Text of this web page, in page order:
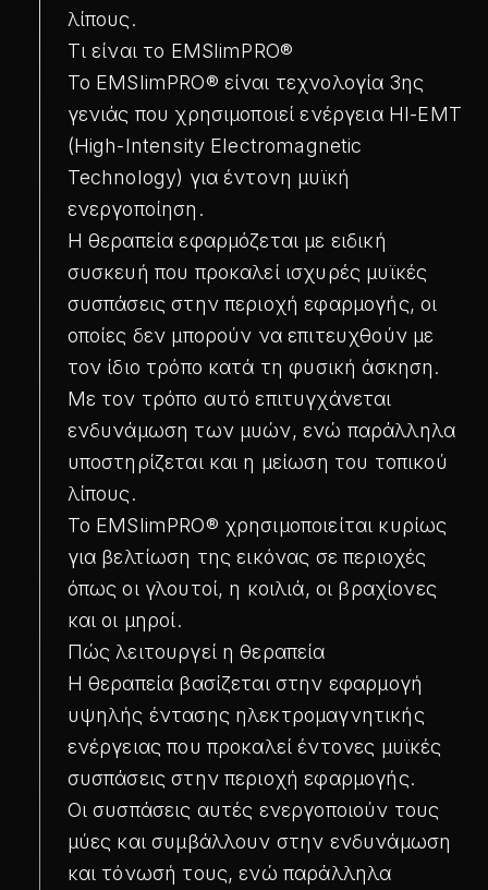
λίπους.
Τι είναι το EMSlimPRO®
Το EMSlimPRO® είναι τεχνολογία 3ης
γενιάς που χρησιμοποιεί ενέργεια HI-EMT
(High-Intensity Electromagnetic
Technology) για έντονη μυϊκή
ενεργοποίηση.
Η θεραπεία εφαρμόζεται με ειδική
συσκευή που προκαλεί ισχυρές μυϊκές
συσπάσεις στην περιοχή εφαρμογής, οι
οποίες δεν μπορούν να επιτευχθούν με
τον ίδιο τρόπο κατά τη φυσική άσκηση.
Με τον τρόπο αυτό επιτυγχάνεται
ενδυνάμωση των μυών, ενώ παράλληλα
υποστηρίζεται και η μείωση του τοπικού
λίπους.
Το EMSlimPRO® χρησιμοποιείται κυρίως
για βελτίωση της εικόνας σε περιοχές
όπως οι γλουτοί, η κοιλιά, οι βραχίονες
και οι μηροί.
Πώς λειτουργεί η θεραπεία
Η θεραπεία βασίζεται στην εφαρμογή
υψηλής έντασης ηλεκτρομαγνητικής
ενέργειας που προκαλεί έντονες μυϊκές
συσπάσεις στην περιοχή εφαρμογής.
Οι συσπάσεις αυτές ενεργοποιούν τους
μύες και συμβάλλουν στην ενδυνάμωση
και τόνωσή τους, ενώ παράλληλα